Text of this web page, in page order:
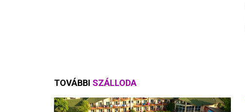
TOVÁBBI SZÁLLODA